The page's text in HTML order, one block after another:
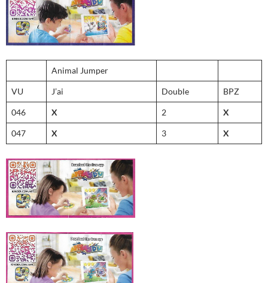
Animal Jumper
VU J’ai Double BPZ
046 X 2 X
047 X 3 X